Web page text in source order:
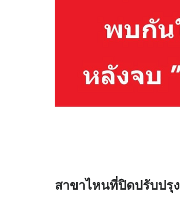
สาขาไหนที่ปิดปรับปรุง